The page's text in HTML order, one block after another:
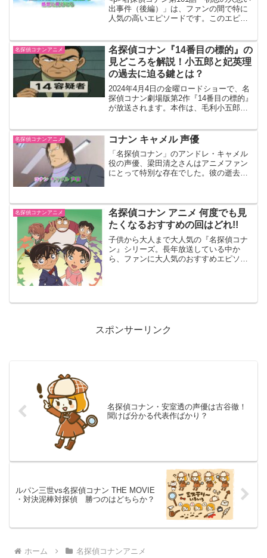
出事件（後編）」は、ファンの間で特に
人気の高いエピソードです。このエピソ
クが登場します。本記事では、感想を交
えながら事件の展開や見どころを詳しく
解説します。</p> <p>後編の結末に注目
しながら、事件の核心や蘭と新一の関係
について深掘りしていきます。まだ視聴
していない方は、ネタバレにご注意くだ
さい。</p> <p>それでは、早速エピソー
ドの感想と詳細な内容を見ていきましょ
名探偵コナンアニメ
名探偵コナン『14番目の標的』の
見どころを解説！小五郎と妃英理
の過去に迫る鍵とは？
2024年4月4日の金曜ロードショーで、名
探偵コナン劇場版第2作『14番目の標的』
が放送されます。本作は、毛利小五郎の
つです。この記事では、『14番目の標
的』のあらすじや注目ポイント、なぜこ
の作品が今なお多くのファンに支持され
ているのかを徹底解説します。
名探偵コナンアニメ コナン キャメル 声優
「名探偵コナン」のアンドレ・キャメル
役の声優、梁田清之さんはアニメファン
にとって特別な存在でした。彼の逝去は
ャメル役への影響を掘り下げ、後任の声
優についても考察します。
名探偵コナンアニメ
名探偵コナン アニメ 何度でも見
たくなるおすすめの回はどれ!!
子供から大人まで大人気の『名探偵コナ
ン』シリーズ。長年放送している中か
ら、ファンに大人気のおすすめエピソー
スポンサーリンク
名探偵コナン・安室透の声優は古谷徹！
聞けば分かる代表作ばかり？
ルパン三世vs名探偵コナン THE MOVIE
・対決泥棒対探偵 勝つのはどちらか？
ホーム 名探偵コナンアニメ